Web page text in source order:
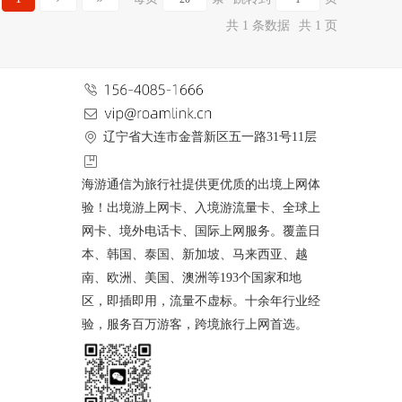
共 1 条数据
共 1 页
辽宁省大连市金普新区五一路31号11层
海游通信为旅行社提供更优质的出境上网体
验！出境游上网卡、入境游流量卡、全球上
网卡、境外电话卡、国际上网服务。覆盖日
本、韩国、泰国、新加坡、马来西亚、越
南、欧洲、美国、澳洲等193个国家和地
区，即插即用，流量不虚标。十余年行业经
验，服务百万游客，跨境旅行上网首选。